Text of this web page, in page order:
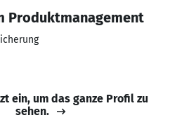
Produktmanagement
ein, um das ganze Profil zu
sehen.